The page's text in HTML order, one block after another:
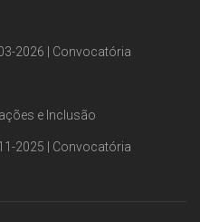
2026 | Convocatória
e Inclusão
2025 | Convocatória